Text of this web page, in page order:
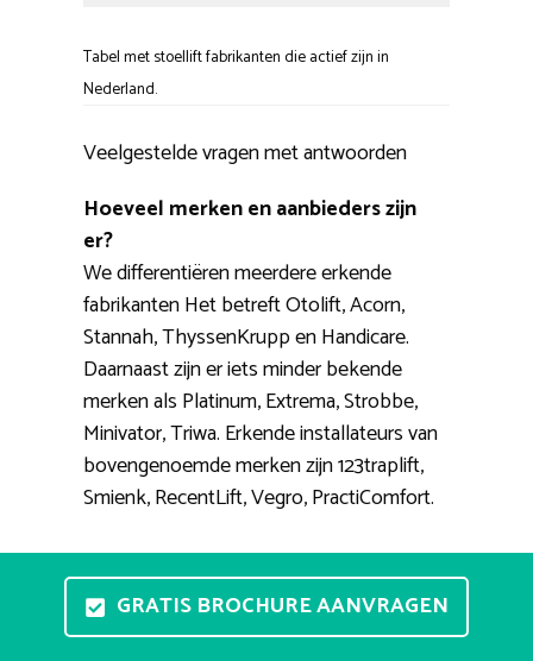
Tabel met stoellift fabrikanten die actief zijn in
Nederland.
Veelgestelde vragen met antwoorden
Hoeveel merken en aanbieders zijn
er?
We differentiëren meerdere erkende
fabrikanten Het betreft Otolift, Acorn,
Stannah, ThyssenKrupp en Handicare.
Daarnaast zijn er iets minder bekende
merken als Platinum, Extrema, Strobbe,
Minivator, Triwa. Erkende installateurs van
bovengenoemde merken zijn 123traplift,
Smienk, RecentLift, Vegro, PractiComfort.
Zijn er showrooms waar ik de liften
kan testen?
In uw eigen omgeving een stoellift
GRATIS BROCHURE AANVRAGEN